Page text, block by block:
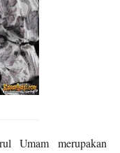
Umam merupakan